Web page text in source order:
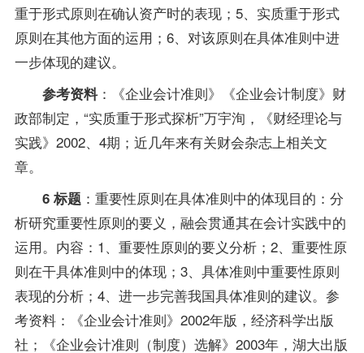
重于形式原则在确认资产时的表现；5、实质重于形式
原则在其他方面的运用；6、对该原则在具体准则中进
一步体现的建议。
参考资料：《企业会计准则》《企业会计制度》财
政部制定，“实质重于形式探析”万宇洵，《财经理论与
实践》2002、4期；近几年来有关财会杂志上相关文
章。
6 标题：重要性原则在具体准则中的体现目的：分
析研究重要性原则的要义，融会贯通其在会计实践中的
运用。内容：1、重要性原则的要义分析；2、重要性原
则在干具体准则中的体现；3、具体准则中重要性原则
表现的分析；4、进一步完善我国具体准则的建议。参
考资料：《企业会计准则》2002年版，经济科学出版
社；《企业会计准则（制度）选解》2003年，湖大出版